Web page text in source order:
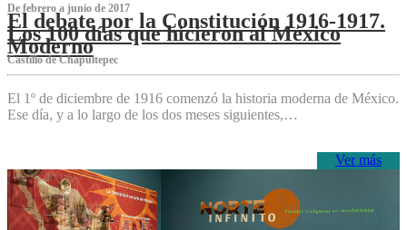
De febrero a junio de 2017
El debate por la Constitución 1916-1917.
Los 100 días que hicieron al México
Moderno
Castillo de Chapultepec
El 1º de diciembre de 1916 comenzó la historia moderna de México.
Ese día, y a lo largo de los dos meses siguientes,…
Ver más